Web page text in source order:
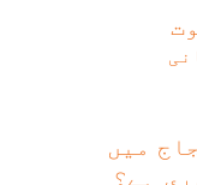
میں
ہے؟